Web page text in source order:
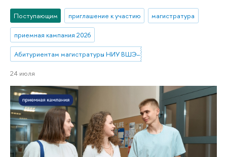
Поступающим приглашение к участию магистратура
приемная кампания 2026
Абитуриентам магистратуры НИУ ВШЭ—Нижний Новгород
24 июля